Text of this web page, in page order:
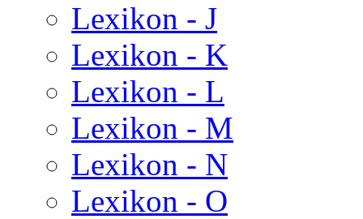
Lexikon - J
Lexikon - K
Lexikon - L
Lexikon - M
Lexikon - N
Lexikon - O